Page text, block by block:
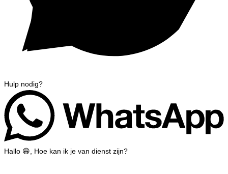
Hulp nodig?
Hallo 😄, Hoe kan ik je van dienst zijn?